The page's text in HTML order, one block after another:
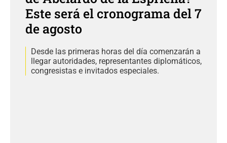
Este será el cronograma del 7
de agosto
Desde las primeras horas del día comenzarán a
llegar autoridades, representantes diplomáticos,
congresistas e invitados especiales.